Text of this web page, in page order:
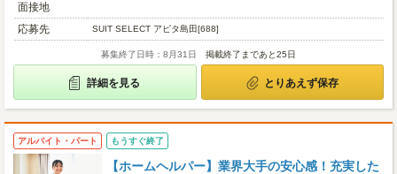
面接地
応募先
SUIT SELECT アピタ島田[688]
募集終了日時：8月31日 掲載終了まであと25日
詳細を見る とりあえず保存
アルバイト・パート もうすぐ終了
【ホームヘルパー】業界大手の安心感！充実した